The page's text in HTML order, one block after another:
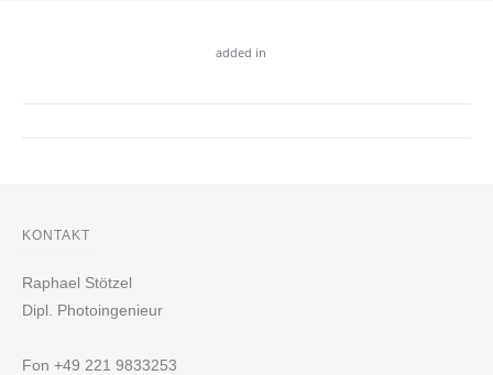
added in
KONTAKT
Raphael Stötzel
Dipl. Photoingenieur
Fon +49 221 9833253